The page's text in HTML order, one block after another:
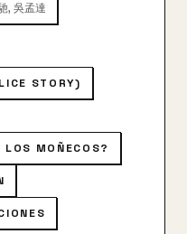
, 吳孟達
STORY)
MOÑECOS?